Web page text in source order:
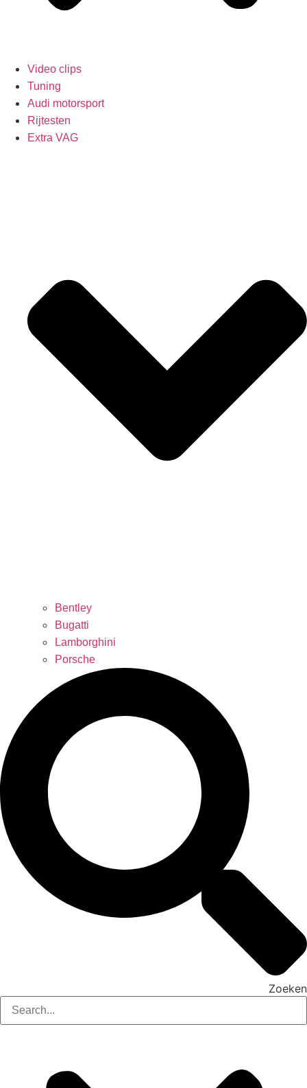
Video clips
Tuning
Audi motorsport
Rijtesten
Extra VAG
Bentley
Bugatti
Lamborghini
Porsche
Zoeken